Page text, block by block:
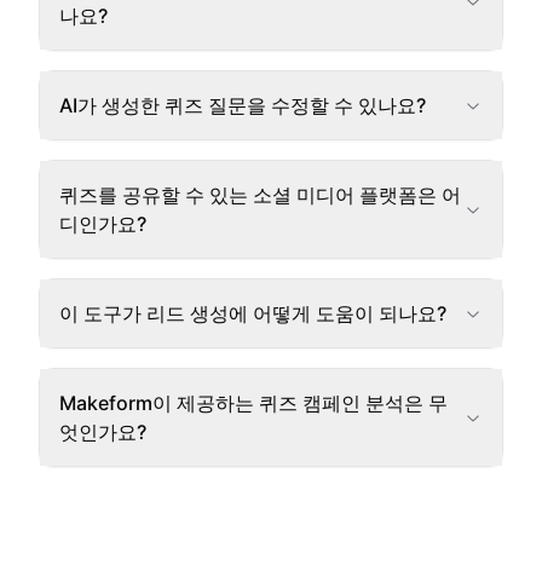
나요?
AI가 생성한 퀴즈 질문을 수정할 수 있나요?
퀴즈를 공유할 수 있는 소셜 미디어 플랫폼은 어
디인가요?
이 도구가 리드 생성에 어떻게 도움이 되나요?
Makeform이 제공하는 퀴즈 캠페인 분석은 무
엇인가요?